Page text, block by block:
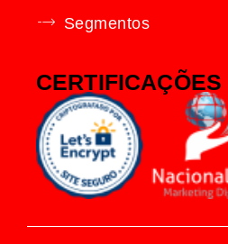
Segmentos
CERTIFICAÇÕES